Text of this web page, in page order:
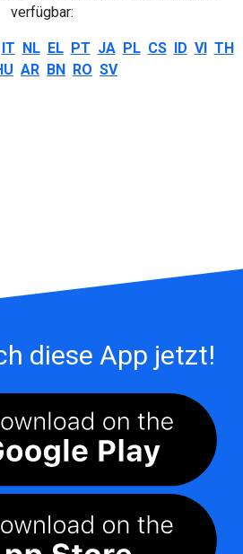
verfügbar:
IT NL EL PT JA PL CS ID VI TH
AR BN RO SV
diese App jetzt!